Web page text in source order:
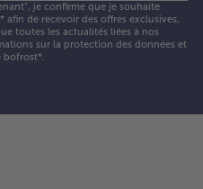
je confirme que je souhaite
de recevoir des offres exclusives,
toutes les actualités liées à nos
sur la protection des données et
bofrost*.